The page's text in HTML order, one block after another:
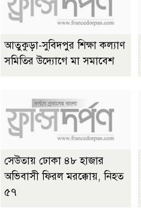
আতুকুড়া-সুবিদপুর শিক্ষা কল্যাণ
সমিতির উদ্যোগে মা সমাবেশ
সেউতায় ঢোকা ৪৮ হাজার
অভিবাসী ফিরল মরক্কোয়, নিহত
৫৭